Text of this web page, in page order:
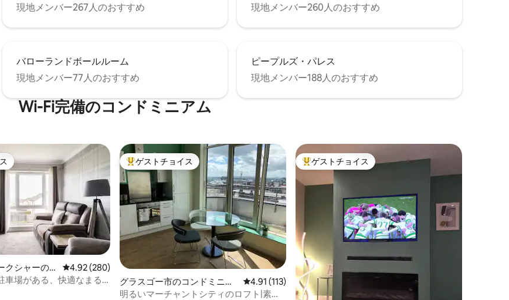
現地メンバー267人のおすすめ
現地メンバー260人のおすすめ
バローランドボールルーム
現地メンバー77人のおすすめ
ピープルズ・パレス
現地メンバー188人のおすすめ
Wi-Fi完備のコンドミニアム
つ星の平均評価
クシャーのコ
レビュー280件、5つ星中4.92つ星の平均評価
4.92 (280)
車場がある、快適なまる
大好評のゲストチョイスです。
ゲストチョイス
グラスゴー市のコンドミニア
ム
レビュー113件、5つ星中4.91つ星の平均評価
4.91 (113)
明るいマーチャントシティのロフト|素晴
大好評のゲストチョイスです。
ゲストチョイス